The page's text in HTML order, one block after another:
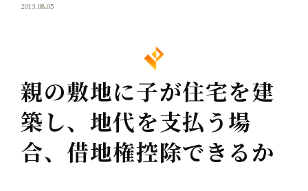
2013.08.05
親の敷地に子が住宅を建
築し、地代を支払う場
合、借地権控除できるか